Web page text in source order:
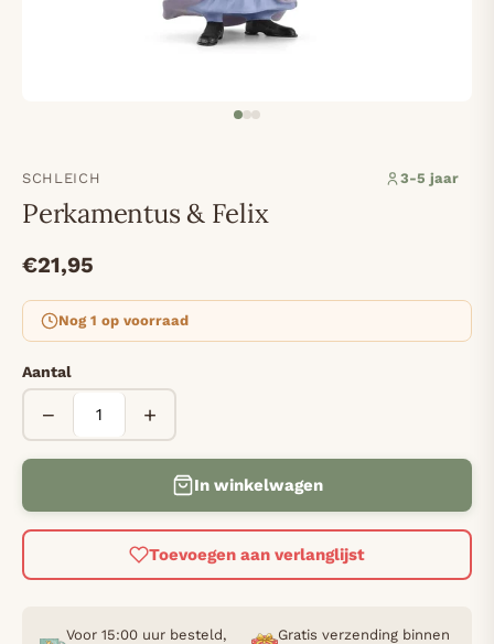
SCHLEICH 3-5 jaar
Perkamentus & Felix
€21,95
Nog 1 op voorraad
Aantal
− +
In winkelwagen
Toevoegen aan verlanglijst
Voor 15:00 uur besteld,
Gratis verzending binnen